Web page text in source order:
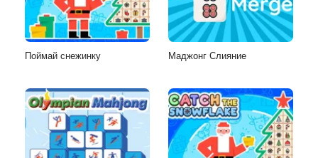
Поймай снежинку Маджонг Слияние